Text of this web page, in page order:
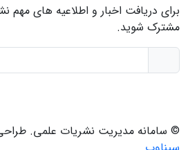
برای دریافت اخبار و اطلاعیه های مهم
مشترک شوید.
© سامانه مدیریت نشریات علمی.